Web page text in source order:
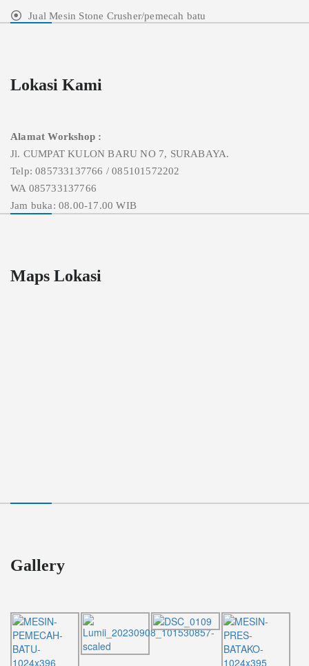
Jual Mesin Stone Crusher/pemecah batu
Lokasi Kami
Alamat Workshop :
Jl. CUMPAT KULON BARU NO 7, SURABAYA.
Telp: 085733137766 / 085101572202
WA 085733137766
Jam buka: 08.00-17.00 WIB
Maps Lokasi
Gallery